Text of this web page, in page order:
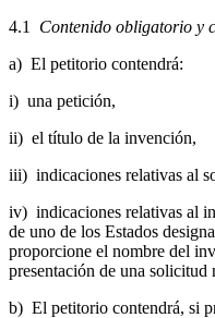
4.1 Contenido obligatorio y
a) El petitorio contendrá:
i) una petición,
ii) el título de la invención,
iii) indicaciones relativas al
iv) indicaciones relativas al
de uno de los Estados
proporcione el nombre del
presentación de una solicitud
b) El petitorio contendrá, si